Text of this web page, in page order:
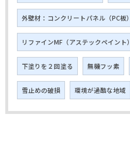
外壁材：コンクリートパネル（PC板）
リファインMF（アステックペイント）
下塗りを２回塗る 無機フッ素
雪止めの破損 環境が過酷な地域